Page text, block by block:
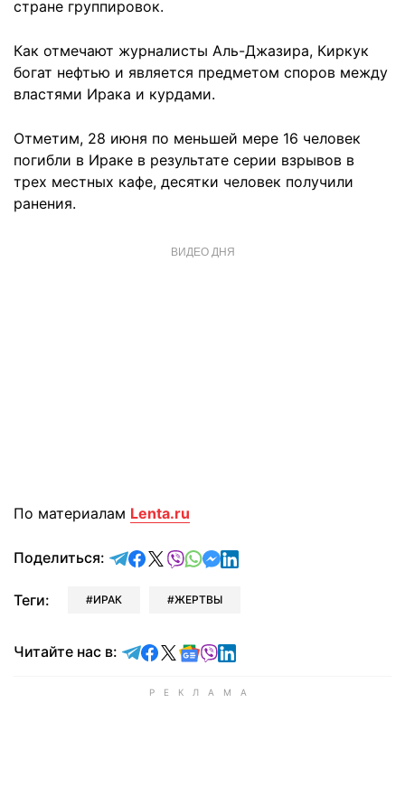
стране группировок.
Как отмечают журналисты Аль-Джазира, Киркук
богат нефтью и является предметом споров между
властями Ирака и курдами.
Отметим, 28 июня по меньшей мере 16 человек
погибли в Ираке в результате серии взрывов в
трех местных кафе, десятки человек получили
ранения.
ВИДЕО ДНЯ
По материалам Lenta.ru
Поделиться: отправить в Telegram
поделиться в Facebook
поделиться в X
отправить в Viber
отправить в Whatsapp
отправить в Messenger
отправить в LinkedIn
Теги: ИРАК ЖЕРТВЫ
Читайте нас в: Читайте в Telegram
Читайте в Facebook
Читайте в X
Читайте в Google news
Читайте в Viber
Читайте в LinkedIn